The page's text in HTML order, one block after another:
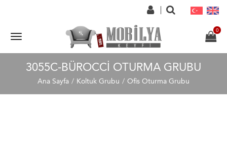
3055C-BÜROCCI OTURMA GRUBU
Ana Sayfa Koltuk Grubu Ofis Oturma Grubu